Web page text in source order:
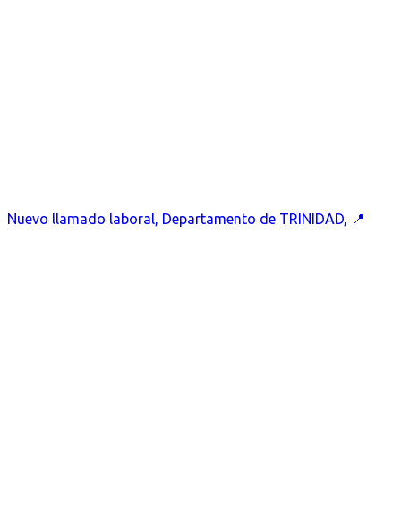
Nuevo llamado laboral, Departamento de TRINIDAD, 📍